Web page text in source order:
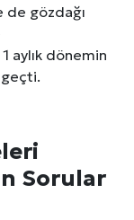
de gözdağı
aylık dönemin
geçti.
Sorular